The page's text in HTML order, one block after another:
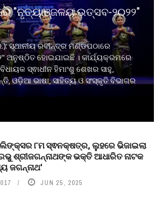
"ନୃତ୍ୟାଞ୍ଜଳୟ ଉତ୍ସବ-୨୦୨୨"
ସ୍ଥାନୀୟ ରବୀନ୍ଦ୍ର ମଣ୍ଡପଠାରେ
ଅନୁଷ୍ଠିତ ହୋଇଯାଇଛି । କାର୍ଯ୍ୟକ୍ରମରେ
ସ୍ଵାଧୀନ ହିମାଂଶୁ ଶେଖର ସାହୁ,
ଓଡ଼ିଆ ଭାଷା, ସାହିତ୍ୟ ଓ ସଂସ୍କୃତି ବିଭାଗର
୮ମ ସ୍ଵନକ୍ଷତ୍ର, ଲୁହରେ ଭିଜାଇଲା
ଶ୍ରୀଜଗନ୍ନାଥଙ୍କ ଭକ୍ତି ଆଧାରିତ ନାଟକ
ଜଗନ୍ନାଥ‘
JUN 25, 2025